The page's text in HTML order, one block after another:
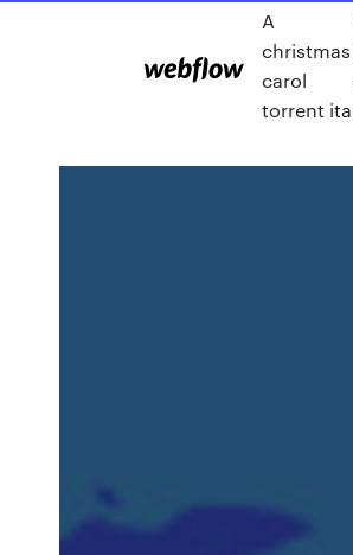
A
christmas
carol
torrent ita